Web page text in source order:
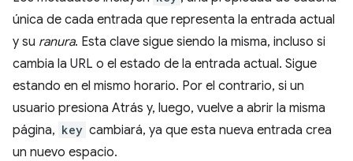
única de cada entrada que representa la entrada actual
y su ranura. Esta clave sigue siendo la misma, incluso si
cambia la URL o el estado de la entrada actual. Sigue
estando en el mismo horario. Por el contrario, si un
usuario presiona Atrás y, luego, vuelve a abrir la misma
página, key cambiará, ya que esta nueva entrada crea
un nuevo espacio.